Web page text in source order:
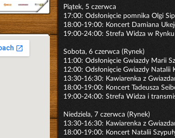
Piątek, 5 czerwca
17:00: Odsłonięcie pomnika Olgi
18:00-19:00: Koncert Damiana
19:00-24:00: Strefa Widza w
Sobota, 6 czerwca (Rynek)
11:00: Odsłonięcie Gwiazdy Marii
12:00: Odsłonięcie Gwiazdy Natalii
13:30-16:30: Kawiarenka z
18:00-19:00: Koncert Tadeusza
19:00-24:00: Strefa Widza i
Niedziela, 7 czerwca (Rynek)
13:30-16:30: Kawiarenka z
18:00-19:00: Koncert Natalii